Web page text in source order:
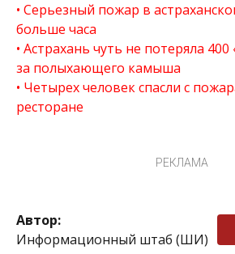
Серьезный пожар в
больше часа
Астрахань чуть не потеряла 400
за полыхающего камыша
Четырех человек спасли с
ресторане
РЕКЛАМА
Автор:
Информационный штаб (ШИ)